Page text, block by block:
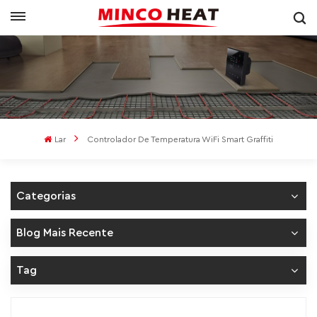
Lar Controlador De Temperatura WiFi Smart Graffiti
Categorias
Blog Mais Recente
Tag